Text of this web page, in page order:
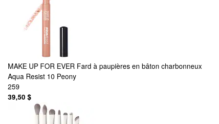
MAKE UP FOR EVER Fard à paupières en bâton charbonneux
Aqua Resist 10 Peony
259
39,50 $